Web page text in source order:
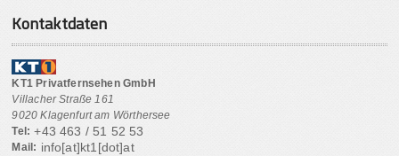
Kontaktdaten
KT1 Privatfernsehen GmbH
Villacher Straße 161
9020 Klagenfurt am Wörthersee
Tel: +43 463 / 51 52 53
Mail: info[at]kt1[dot]at